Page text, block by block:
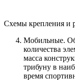
Схемы крепления и
Мобильные.
количества
масса
трибуну в
время